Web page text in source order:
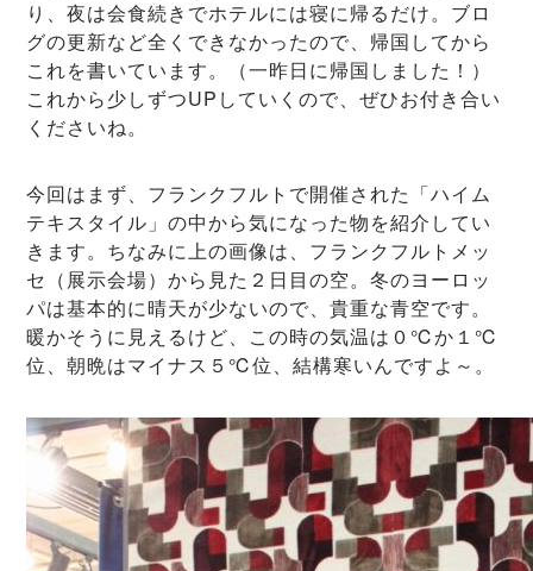
り、夜は会食続きでホテルには寝に帰るだけ。ブロ
グの更新など全くできなかったので、帰国してから
これを書いています。（一昨日に帰国しました！）
これから少しずつUPしていくので、ぜひお付き合い
くださいね。
今回はまず、フランクフルトで開催された「ハイム
テキスタイル」の中から気になった物を紹介してい
きます。ちなみに上の画像は、フランクフルトメッ
セ（展示会場）から見た２日目の空。冬のヨーロッ
パは基本的に晴天が少ないので、貴重な青空です。
暖かそうに見えるけど、この時の気温は０℃か１℃
位、朝晩はマイナス５℃位、結構寒いんですよ～。